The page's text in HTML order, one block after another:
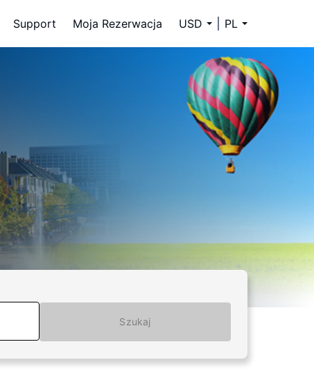
Support Moja Rezerwacja USD PL
Szukaj